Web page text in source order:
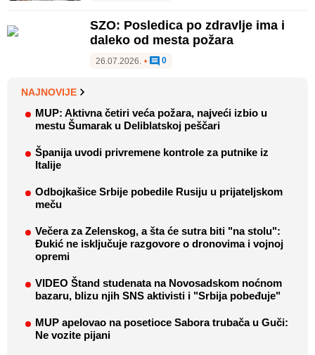
SZO: Posledica po zdravlje ima i
daleko od mesta požara
26.07.2026. • 0
NAJNOVIJE
MUP: Aktivna četiri veća požara, najveći izbio u
mestu Šumarak u Deliblatskoj peščari
Španija uvodi privremene kontrole za putnike iz
Italije
Odbojkašice Srbije pobedile Rusiju u prijateljskom
meču
Večera za Zelenskog, a šta će sutra biti "na stolu":
Đukić ne isključuje razgovore o dronovima i vojnoj
opremi
VIDEO Štand studenata na Novosadskom noćnom
bazaru, blizu njih SNS aktivisti i "Srbija pobeđuje"
MUP apelovao na posetioce Sabora trubača u Guči:
Ne vozite pijani